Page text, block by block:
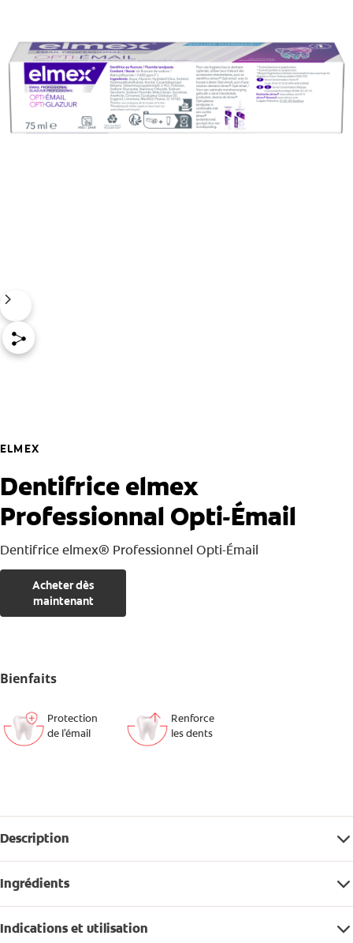
ELMEX
Dentifrice elmex
Professionnal Opti-Émail
Dentifrice elmex® Professionnel Opti-Émail
Acheter dès
maintenant
Bienfaits
Protection
de l'émail
Renforce
les dents
Description
Ingrédients
Indications et utilisation